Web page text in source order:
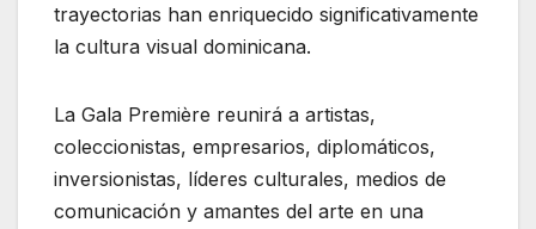
trayectorias han enriquecido significativamente
la cultura visual dominicana.
La Gala Première reunirá a artistas,
coleccionistas, empresarios, diplomáticos,
inversionistas, líderes culturales, medios de
comunicación y amantes del arte en una